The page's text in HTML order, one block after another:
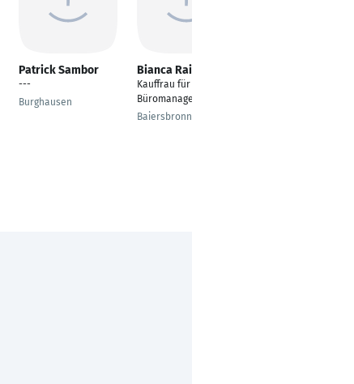
Patrick Sambor
---
Burghausen
Bianca Raible
Kauffrau für
Büromanagement
Baiersbronn